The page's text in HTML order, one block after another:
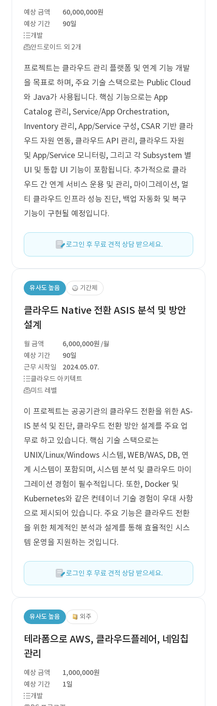
예상 금액
60,000,000원
예상 기간
90일
개발
안드로이드 외 2개
프로젝트는 클라우드 관리 플랫폼 및 연계 기능 개발
을 목표로 하며, 주요 기술 스택으로는 Public Cloud
와 Java가 사용됩니다. 핵심 기능으로는 App
Catalog 관리, Service/App Orchestration,
Inventory 관리, App/Service 구성, CSAR 기반 클라
우드 자원 연동, 클라우드 API 관리, 클라우드 자원
및 App/Service 모니터링, 그리고 각 Subsystem 별
UI 및 통합 UI 기능이 포함됩니다. 추가적으로 클라
우드 간 연계 서비스 운용 및 관리, 마이그레이션, 멀
티 클라우드 인프라 성능 진단, 백업 자동화 및 복구
기능이 구현될 예정입니다.
로그인 후 무료 견적 상담 받으세요.
유사도 높음 기간제
클라우드 Native 전환 ASIS 분석 및 방안
설계
월 금액 6,000,000원 /월
예상 기간
90일
근무 시작일
2024.05.07.
클라우드 아키텍트
미드 레벨
이 프로젝트는 공공기관의 클라우드 전환을 위한 AS-
IS 분석 및 진단, 클라우드 전환 방안 설계를 주요 업
무로 하고 있습니다. 핵심 기술 스택으로는
UNIX/Linux/Windows 시스템, WEB/WAS, DB, 연
계 시스템이 포함되며, 시스템 분석 및 클라우드 마이
그레이션 경험이 필수적입니다. 또한, Docker 및
Kubernetes와 같은 컨테이너 기술 경험이 우대 사항
으로 제시되어 있습니다. 주요 기능은 클라우드 전환
을 위한 체계적인 분석과 설계를 통해 효율적인 시스
템 운영을 지원하는 것입니다.
로그인 후 무료 견적 상담 받으세요.
유사도 높음 외주
테라폼으로 AWS, 클라우드플레어, 네임칩
관리
예상 금액
1,000,000원
예상 기간
1일
개발